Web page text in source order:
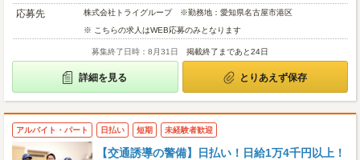
応募先
株式会社トライグループ ※勤務地：愛知県名古屋市港区
※ こちらの求人はWEB応募のみとなります
募集終了日時：8月31日 掲載終了まであと24日
詳細を見る とりあえず保存
アルバイト・パート 日払い 短期 未経験者歓迎
【交通誘導の警備】日払い！日給1万4千円以上！